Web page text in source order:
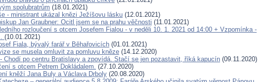
spolubratrům (18.01.2021)
- ministrant ukázal knězi Ježíšovu lásku (12.01.2021)
Jan Graubner: Ocitl jsem se na prahu věčnosti (11.01.2021)
rozloučení s otcem Josefem Fialou - v neděli 10. 1. 2021 od 14:00 + Vzpomínka -
(10.01.2021)
Fiala, bývalý farář v Běhařovicích (01.01.2021)
se musela omluvit za pomluvu kněze (14.12.2020)
Chodí po centru Bratislavy a zpovídá. Stačí se jen pozastavit, říká kapucín (09.11.2020)
s otcem Petrem Dokládalem. (27.10.2020)
kněží Jana Buly a Václava Drboly (20.08.2020)